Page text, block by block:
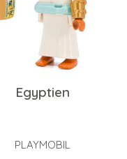
Egyptien
PLAYMOBIL